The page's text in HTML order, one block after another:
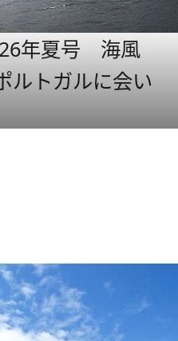
年夏号 海風
ルトガルに会い